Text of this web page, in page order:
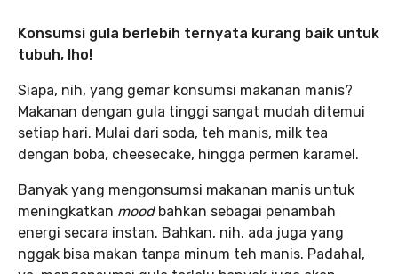
Konsumsi gula berlebih ternyata kurang baik untuk
tubuh, lho!
Siapa, nih, yang gemar konsumsi makanan manis?
Makanan dengan gula tinggi sangat mudah ditemui
setiap hari. Mulai dari soda, teh manis, milk tea
dengan boba, cheesecake, hingga permen karamel.
Banyak yang mengonsumsi makanan manis untuk
meningkatkan moodbahkan sebagai penambah
energi secara instan. Bahkan, nih, ada juga yang
nggak bisa makan tanpa minum teh manis. Padahal,